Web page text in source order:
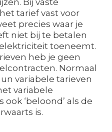
tarief vast voor
precies waar je
niet bij te betalen
toeneemt.
heb je geen
Normaal
variabele tarieven
variabele
‘beloond’ als de
is.